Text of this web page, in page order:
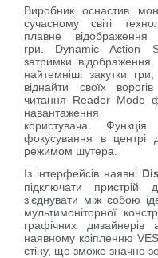
Виробник оснастив
сучасному світі
плавне відображення
гри. Dynamic Action
затримки відображення.
найтемніші закутки
віднайти своїх
читання Reader Mode
користувача. Функція
фокусування в центрі
режимом шутера.
Із інтерфейсів наявні
підключати
з'єднувати між собою
мультимоніторної
графічних дизайнерів
наявному кріпленню
стіну, що зможе значно